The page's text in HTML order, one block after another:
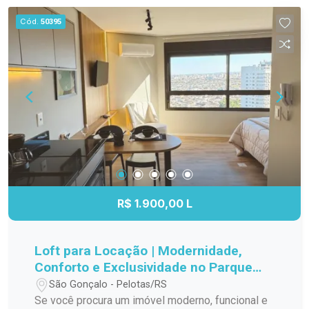
boa infraestrutura de lazer, este imóvel reúne
características que favorecem uma rotina
confortável e funcional. Entre em contato para
mais informações e agende sua visita.
lazer para toda a família. Entre em contato e
agende sua visita! Seu novo lar pode estar aqui.
Cód. 50395
R$ 1.900,00 L
Loft para Locação | Modernidade,
Conforto e Exclusividade no Parque
UnaSão Gonçalo - Pelotas/RS
Se você procura um imóvel moderno, funcional e